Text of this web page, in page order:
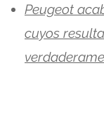
Peugeot
cuyos